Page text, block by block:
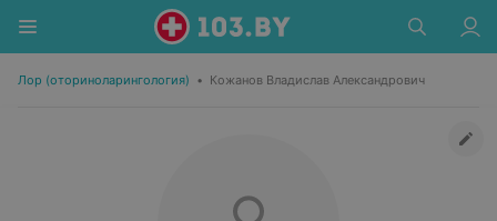
Лор (оториноларингология) • Кожанов Владислав Александрович